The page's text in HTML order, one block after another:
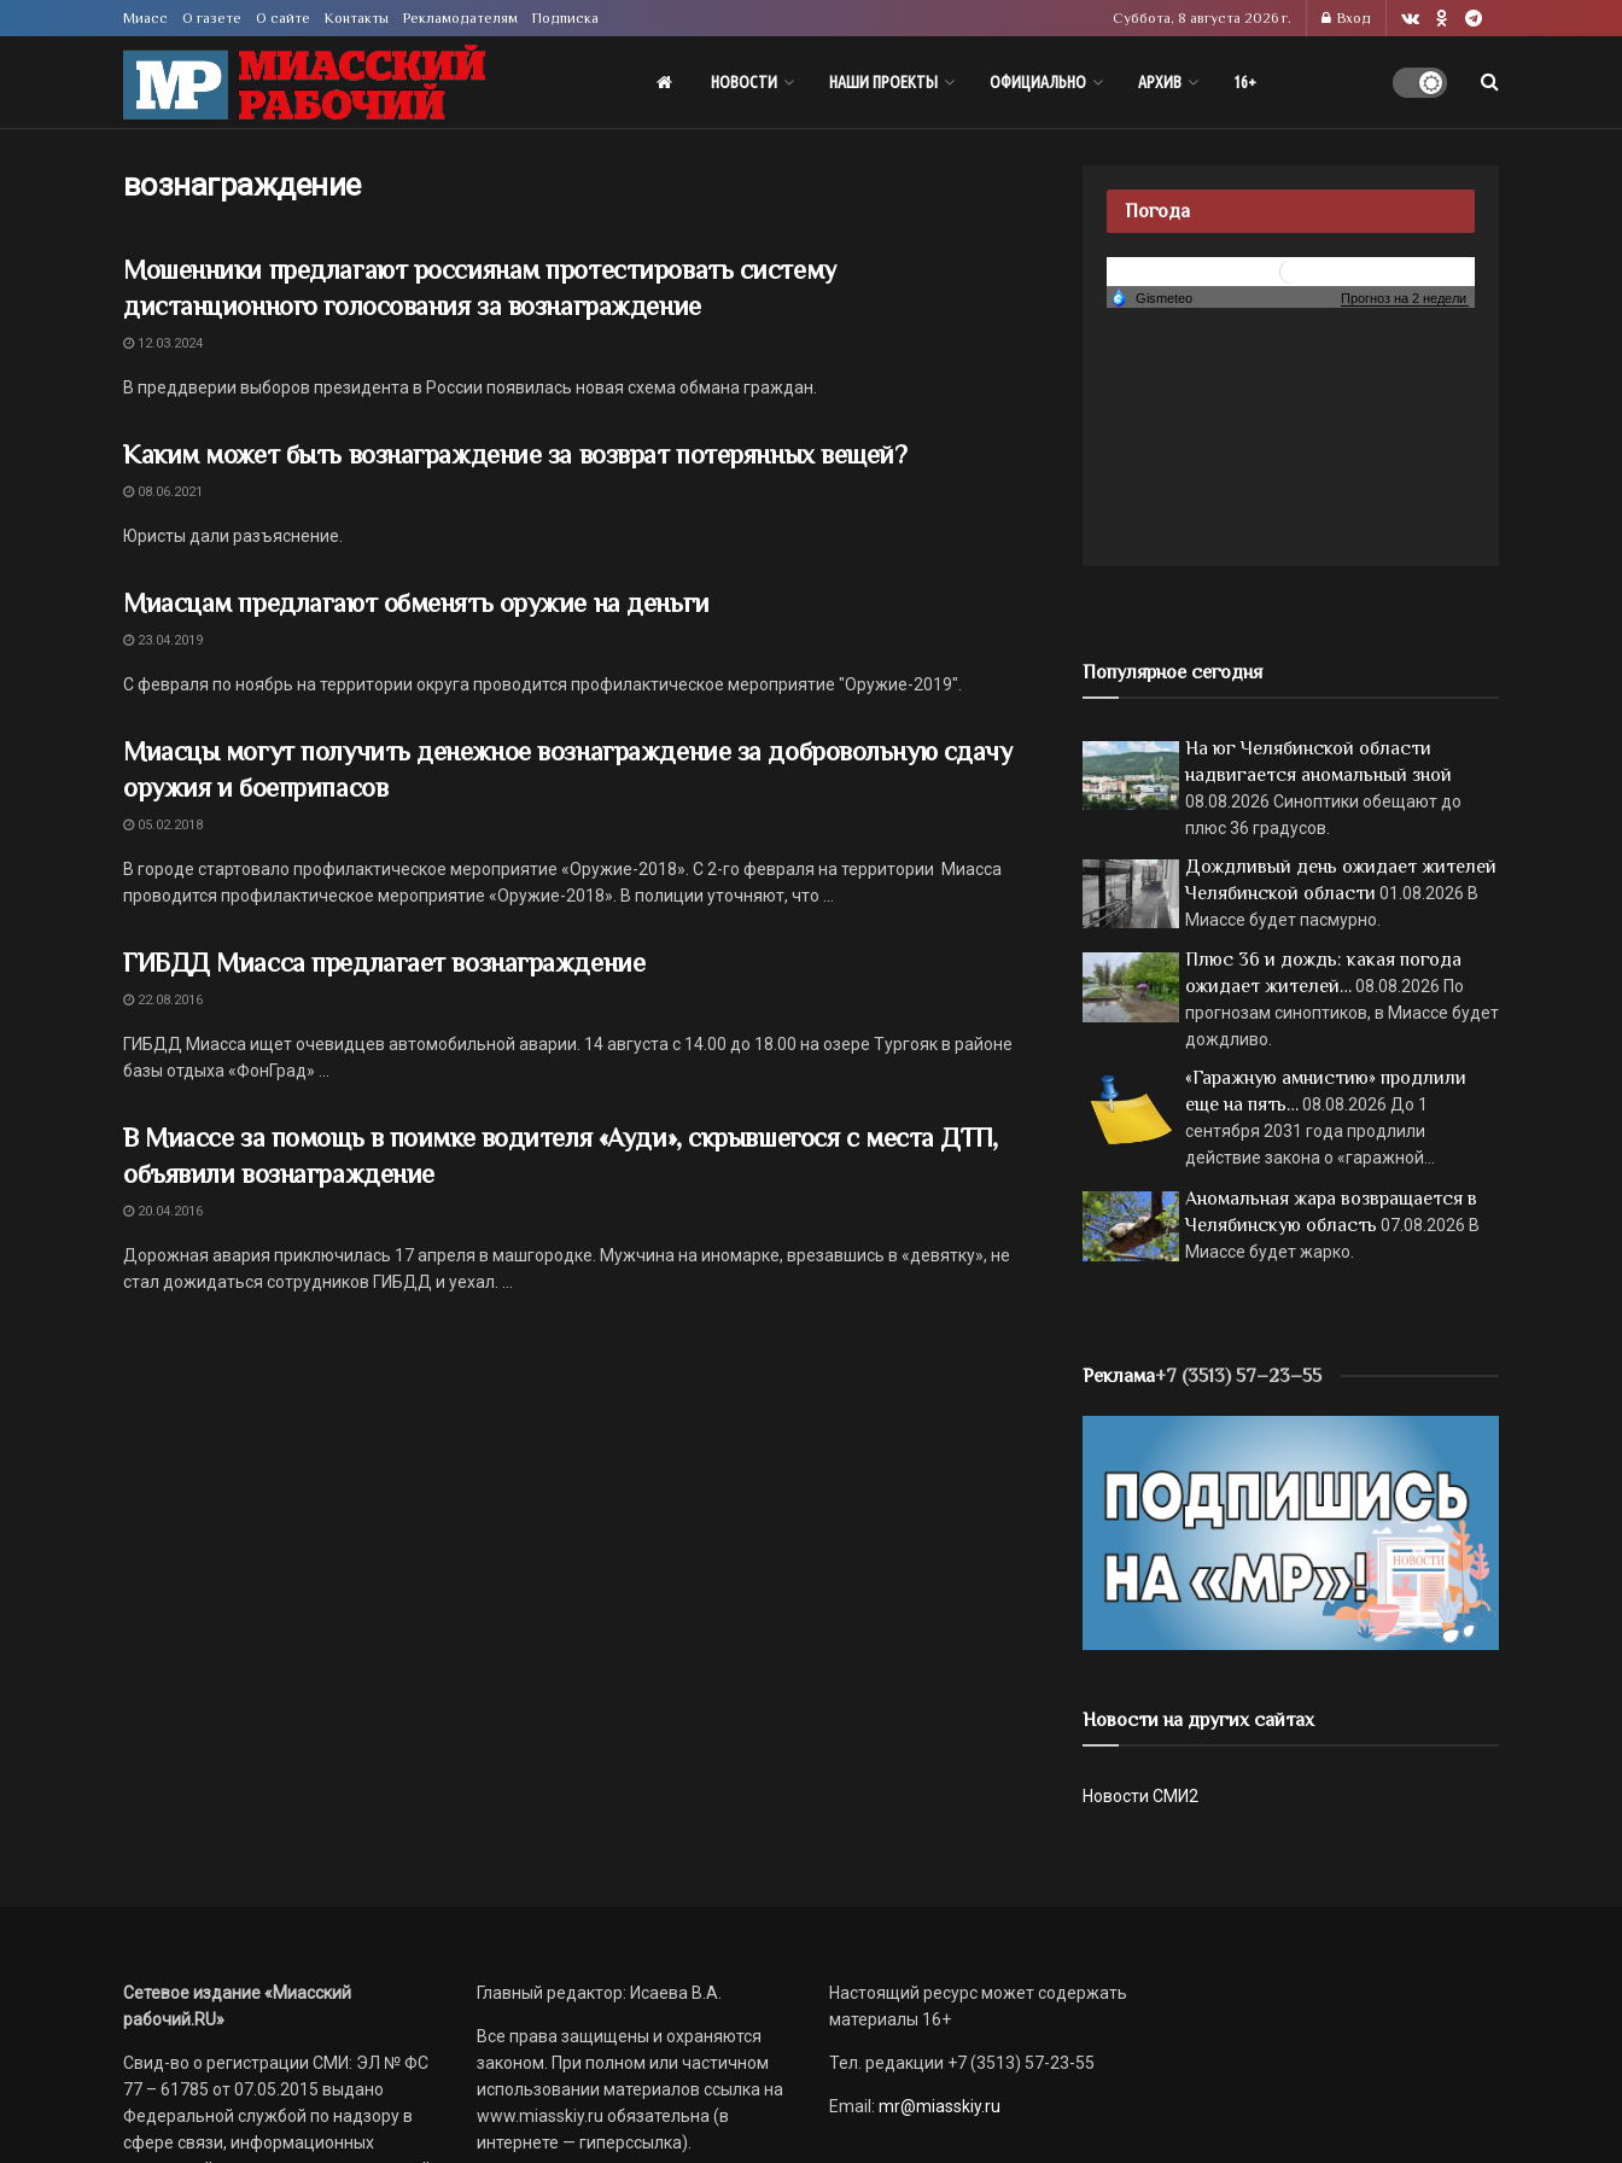
Миасс О газете О сайте Контакты Рекламодателям Подписка Суббота, 8 августа 2026 г. Вход
НОВОСТИ НАШИ ПРОЕКТЫ ОФИЦИАЛЬНО АРХИВ 16+
вознаграждение
Мошенники предлагают россиянам протестировать систему
дистанционного голосования за вознаграждение
12.03.2024
В преддверии выборов президента в России появилась новая схема обмана граждан.
Каким может быть вознаграждение за возврат потерянных вещей?
08.06.2021
Юристы дали разъяснение.
Миасцам предлагают обменять оружие на деньги
23.04.2019
С февраля по ноябрь на территории округа проводится профилактическое мероприятие "Оружие-2019".
Миасцы могут получить денежное вознаграждение за добровольную сдачу
оружия и боеприпасов
05.02.2018
В городе стартовало профилактическое мероприятие «Оружие-2018». С 2-го февраля на территории Миасса
проводится профилактическое мероприятие «Оружие-2018». В полиции уточняют, что ...
ГИБДД Миасса предлагает вознаграждение
22.08.2016
ГИБДД Миасса ищет очевидцев автомобильной аварии. 14 августа с 14.00 до 18.00 на озере Тургояк в районе
базы отдыха «ФонГрад» ...
В Миассе за помощь в поимке водителя «Ауди», скрывшегося с места ДТП,
объявили вознаграждение
20.04.2016
Дорожная авария приключилась 17 апреля в машгородке. Мужчина на иномарке, врезавшись в «девятку», не
стал дожидаться сотрудников ГИБДД и уехал. ...
Погода
Популярное сегодня
На юг Челябинской области
надвигается аномальный зной
08.08.2026 Синоптики обещают до
плюс 36 градусов.
Дождливый день ожидает жителей
Челябинской области 01.08.2026 В
Миассе будет пасмурно.
Плюс 36 и дождь: какая погода
ожидает жителей…08.08.2026 По
прогнозам синоптиков, в Миассе будет
дождливо.
«Гаражную амнистию» продлили
еще на пять…08.08.2026 До 1
сентября 2031 года продлили
действие закона о «гаражной…
Аномальная жара возвращается в
Челябинскую область 07.08.2026 В
Миассе будет жарко.
Реклама+7 (3513) 57–23–55
Новости на других сайтах
Новости СМИ2
Сетевое издание «Миасский
рабочий.RU»
Свид-во о регистрации СМИ: ЭЛ № ФС
77 – 61785 от 07.05.2015 выдано
Федеральной службой по надзору в
сфере связи, информационных
Главный редактор: Исаева В.А.
Все права защищены и охраняются
законом. При полном или частичном
использовании материалов ссылка на
www.miasskiy.ru обязательна (в
интернете — гиперссылка).
Настоящий ресурс может содержать
материалы 16+
Тел. редакции +7 (3513) 57-23-55
Email: mr@miasskiy.ru